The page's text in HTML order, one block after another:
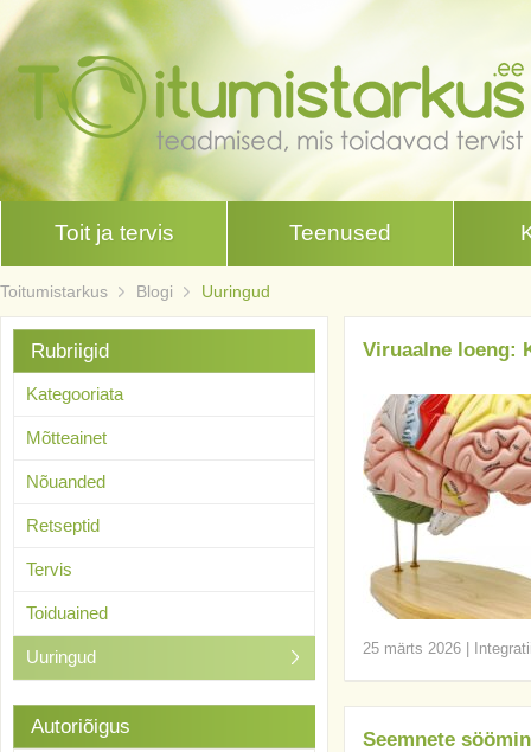
Toit ja tervis Teenused
Toitumistarkus Blogi Uuringud
Viruaalne loeng:
25 märts 2026
Seemnete
Rubriigid
Kategooriata
Mõtteainet
Nõuanded
Retseptid
Tervis
Toiduained
Uuringud
Autoriõigus